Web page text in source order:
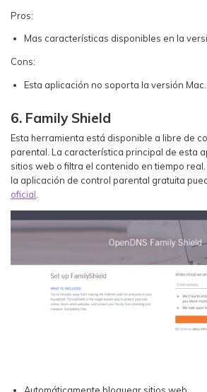
Pros:
Mas características disponibles en la
Cons:
Esta aplicación no soporta la versión Mac.
6. Family Shield
Esta herramienta está disponible a libre de
parental. La característica principal de esta
sitios web o filtra el contenido en tiempo
la aplicación de control parental gratuita
oficial